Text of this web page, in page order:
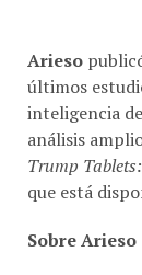
Arieso
últimos
inteligencia
análisis
Trump
que está
Sobre Arieso